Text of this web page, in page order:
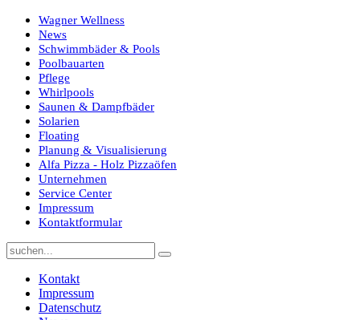
Wagner Wellness
News
Schwimmbäder & Pools
Poolbauarten
Pflege
Whirlpools
Saunen & Dampfbäder
Solarien
Floating
Planung & Visualisierung
Alfa Pizza - Holz Pizzaöfen
Unternehmen
Service Center
Impressum
Kontaktformular
Kontakt
Impressum
Datenschutz